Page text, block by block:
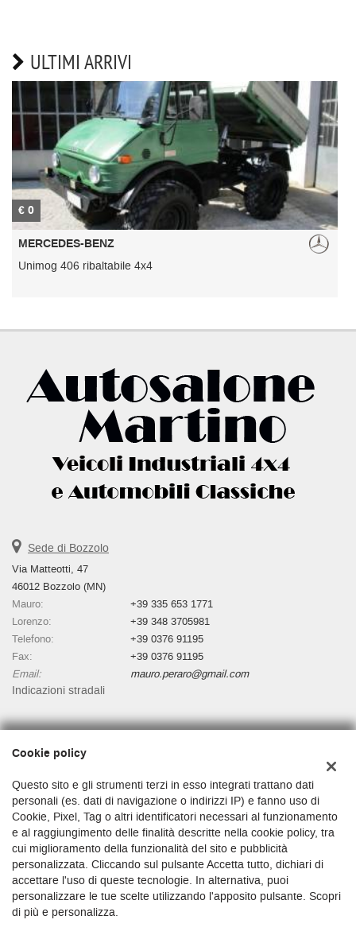
ULTIMI ARRIVI
€ 0
MERCEDES-BENZ
Unimog 406 ribaltabile 4x4
Sede di Bozzolo
Via Matteotti, 47
46012 Bozzolo (MN)
Mauro:
+39 335 653 1771
Lorenzo:
+39 348 3705981
Telefono:
+39 0376 91195
Fax:
+39 0376 91195
Email:
mauro.peraro@gmail.com
Indicazioni stradali
Dati fiscali:
Via Matteotti, 47, Bozzolo (MN)
C.F/P.IVA: 01481530200
Registro delle imprese:MN
Cookie policy
Questo sito e gli strumenti terzi in esso integrati trattano dati
personali (es. dati di navigazione o indirizzi IP) e fanno uso di
Cookie, Pixel, Tag o altri identificatori necessari al funzionamento
e al raggiungimento delle finalità descritte nella cookie policy, tra
cui miglioramento della funzionalità del sito e pubblicità
personalizzata. Cliccando sul pulsante Accetta tutto, dichiari di
accettare l'uso di queste tecnologie. In alternativa, puoi
personalizzare le tue scelte utilizzando l'apposito pulsante. Scopri
di più e personalizza.